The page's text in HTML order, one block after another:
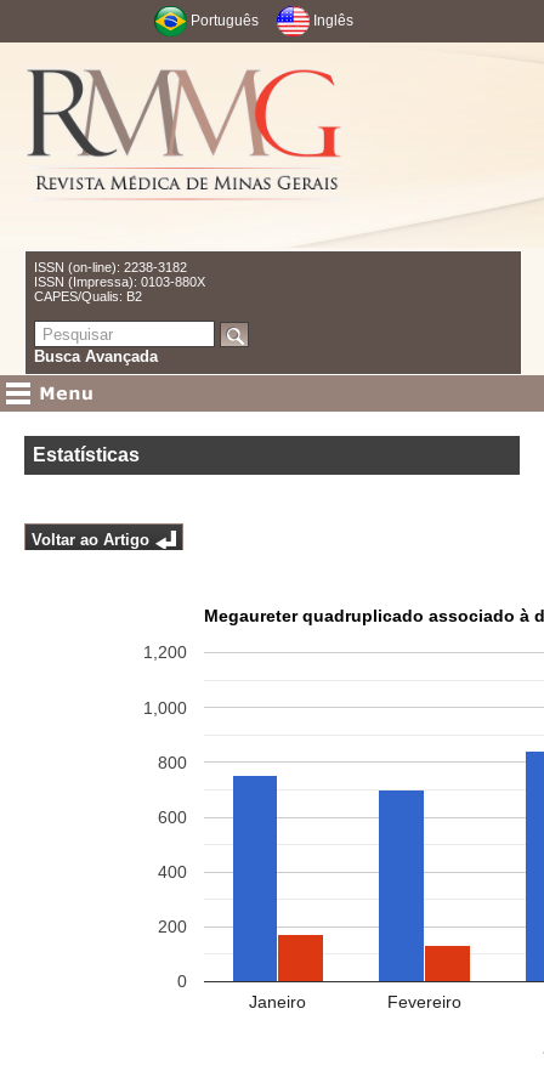
Português Inglês
ISSN (on-line): 2238-3182
ISSN (Impressa): 0103-880X
CAPES/Qualis: B2
Busca Avançada
Estatísticas
Voltar ao Artigo
Megaureter quadruplicado associado à
Janeiro Fevereiro
0
200
400
600
800
1,000
1,200